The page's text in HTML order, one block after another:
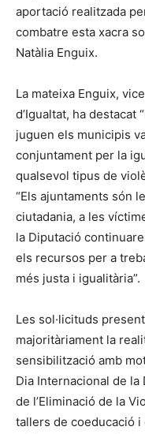
aportació realitzada
combatre esta xacra
Natàlia Enguix.
La mateixa Enguix,
d’Igualtat, ha destacat
juguen els municipis
conjuntament per la
qualsevol tipus de
“Els ajuntaments són
ciutadania, a les
la Diputació
els recursos per a
més justa i igualitària”.
Les sol·licituds
majoritàriament la
sensibilització amb
Dia Internacional de la
de l’Eliminació de la
tallers de coeducació